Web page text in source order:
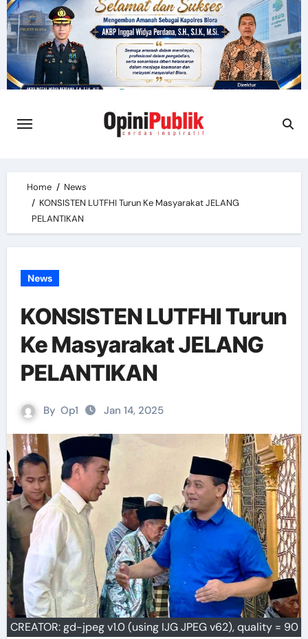
Skip
to
content
Home
News
KONSISTEN LUTFHI Turun Ke Masyarakat JELANG
PELANTIKAN
News
KONSISTEN LUTFHI Turun
Ke Masyarakat JELANG
PELANTIKAN
By Op1 Jan 14, 2025
CREATOR: gd-jpeg v1.0 (using IJG JPEG v62), quality = 90